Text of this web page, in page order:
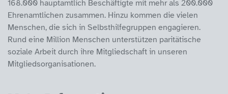
168.000 hauptamtlich Beschäftigte mit mehr als 200.000
Ehrenamtlichen zusammen. Hinzu kommen die vielen
Menschen, die sich in Selbsthilfegruppen engagieren.
Rund eine Million Menschen unterstützen paritätische
soziale Arbeit durch ihre Mitgliedschaft in unseren
Mitgliedsorganisationen.